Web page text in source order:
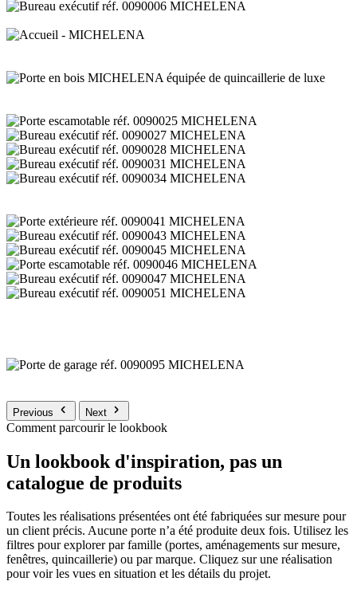
Previous Next
Comment parcourir le lookbook
Un lookbook d'inspiration, pas un
catalogue de produits
Toutes les réalisations présentées ont été fabriquées sur mesure pour
un client précis. Aucune porte n’a été produite deux fois. Utilisez les
filtres pour explorer par famille (portes, aménagements sur mesure,
fenêtres, quincaillerie) ou par marque. Cliquez sur une réalisation
pour voir les vues en situation et les détails du projet.